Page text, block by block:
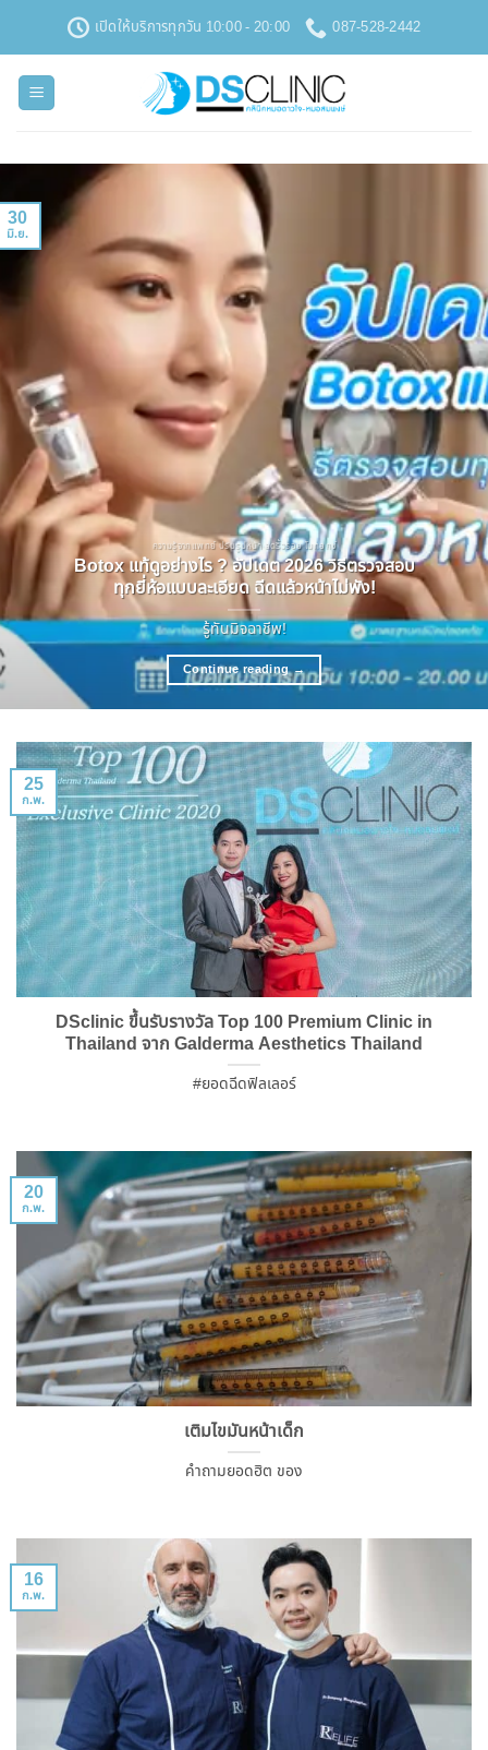
เนื้อหา
เปิดให้บริการทุกวัน 10:00 - 20:00 087-528-2442
ความรู้จากแพทย์ ปรับรูปหน้า ลดริ้วรอย โบทอกซ์
Botox แท้ดูอย่างไร ? อัปเดต 2026 วิธีตรวจสอบ
ทุกยี่ห้อแบบละเอียด ฉีดแล้วหน้าไม่พัง!
รู้ทันมิจฉาชีพ!
Continue reading→
30
มิ.ย.
DSclinic ขึ้นรับรางวัล Top 100 Premium Clinic in
Thailand จาก Galderma Aesthetics Thailand
#ยอดฉีดฟิลเลอร์
25
ก.พ.
เติมไขมันหน้าเด็ก
คำถามยอดฮิต ของ
20
ก.พ.
16
ก.พ.